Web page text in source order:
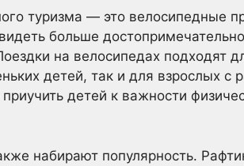
туризма — это велосипедные
больше
на велосипедах подходят
детей, так и для взрослых с
детей к важности
набирают популярность.